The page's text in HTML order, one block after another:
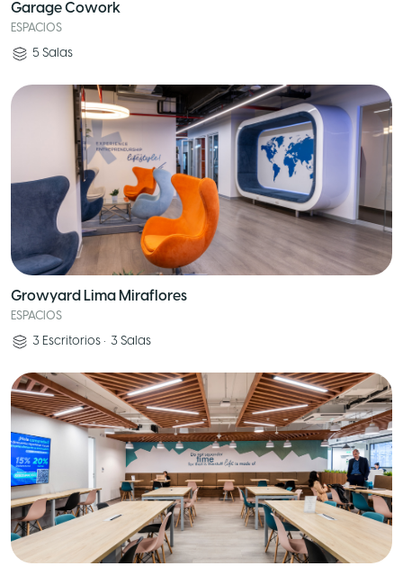
Garage Cowork
ESPACIOS
5 Salas
Growyard Lima Miraflores
ESPACIOS
3 Escritorios • 3 Salas